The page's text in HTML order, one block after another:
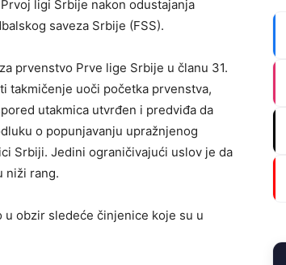
ligi Srbije nakon odustajanja
saveza Srbije (FSS).
prvenstvo Prve lige Srbije u članu 31.
takmičenje uoči početka prvenstva,
utakmica utvrđen i predviđa da
o popunjavanju upražnjenog
Srbiji. Jedini ograničivajući uslov je da
niži rang.
obzir sledeće činjenice koje su u